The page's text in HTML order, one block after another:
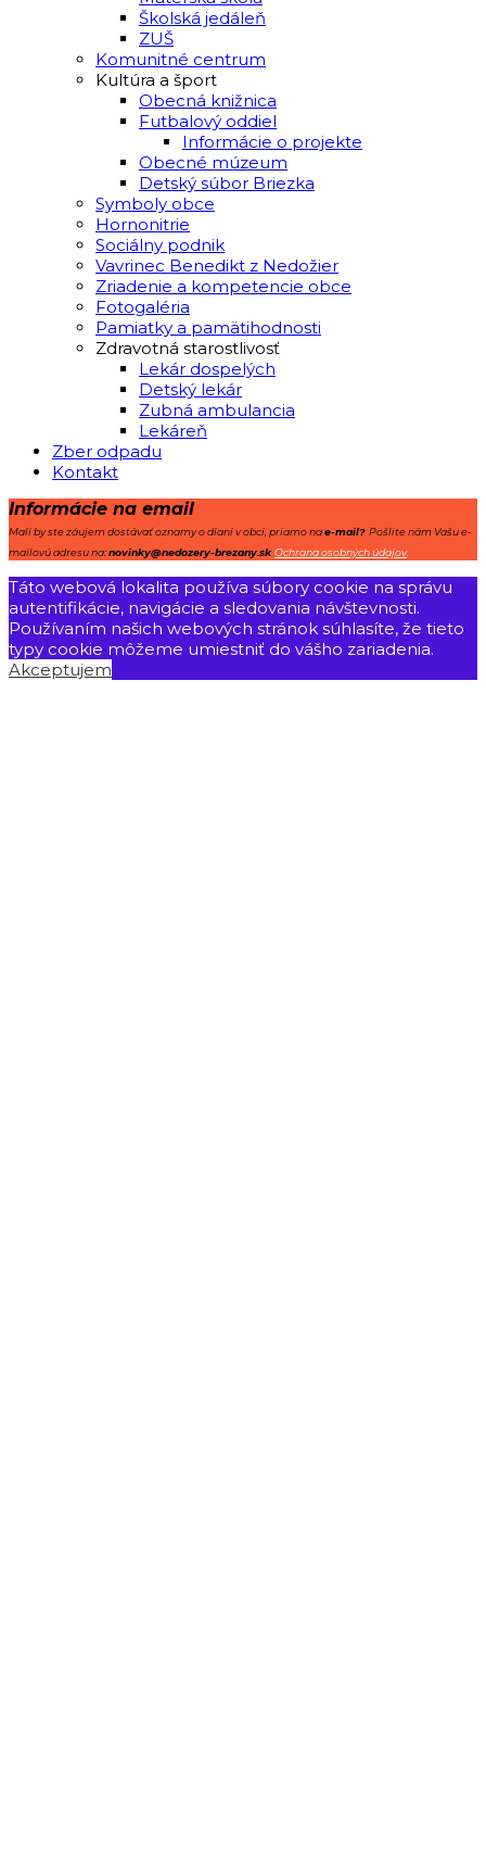
Školská jedáleň
ZUŠ
Komunitné centrum
Kultúra a šport
Obecná knižnica
Futbalový oddiel
Informácie o projekte
Obecné múzeum
Detský súbor Briezka
Symboly obce
Hornonitrie
Sociálny podnik
Vavrinec Benedikt z Nedožier
Zriadenie a kompetencie obce
Fotogaléria
Pamiatky a pamätihodnosti
Zdravotná starostlivosť
Lekár dospelých
Detský lekár
Zubná ambulancia
Lekáreň
Zber odpadu
Kontakt
Informácie na email
Mali by ste záujem dostávať oznamy o dianí v obci, priamo nae-mail? Pošlite nám Vašu e-
mailovú adresu na:novinky@nedozery-brezany.skOchrana osobných údajov.
Táto webová lokalita používa súbory cookie na správu
autentifikácie, navigácie a sledovania návštevnosti.
Používaním našich webových stránok súhlasíte, že tieto
typy cookie môžeme umiestniť do vášho zariadenia.
Akceptujem